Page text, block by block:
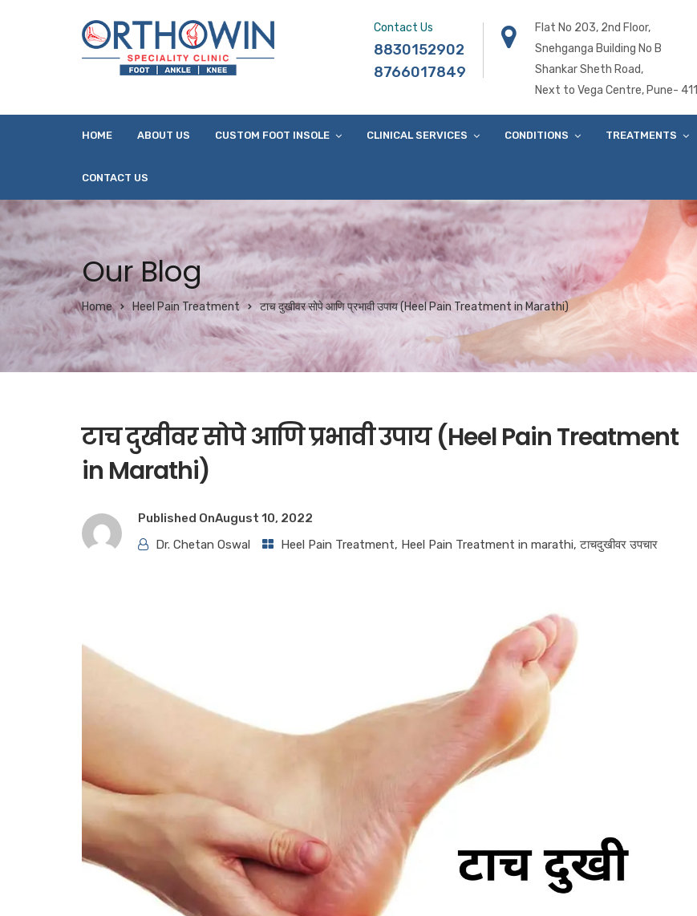
Contact Us
8830152902
8766017849
Flat No 203, 2nd Floor,
Snehganga Building No B
Shankar Sheth Road,
Next to Vega Centre, Pune-
HOME ABOUT US CUSTOM FOOT INSOLE CLINICAL SERVICES CONDITIONS TREATMENTS
CONTACT US
Our Blog
Home Heel Pain Treatment टाच दुखीवर सोपे आणि प्रभावी उपाय (Heel Pain Treatment in Marathi)
टाच दुखीवर सोपे आणि प्रभावी उपाय (Heel Pain Treatment
in Marathi)
Published OnAugust 10, 2022
Dr. Chetan Oswal
Heel Pain Treatment, Heel Pain Treatment in marathi,टाचदुखीवर उपचार